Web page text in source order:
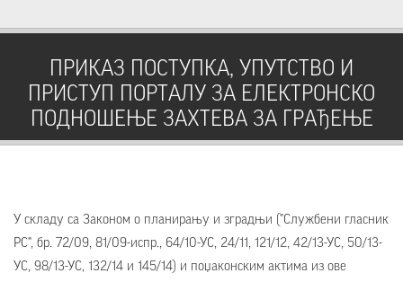
ПРИКАЗ ПОСТУПКА, УПУТСТВО И
ПРИСТУП ПОРТАЛУ ЗА ЕЛЕКТРОНСКО
ПОДНОШЕЊЕ ЗАХТЕВА ЗА ГРАЂЕЊЕ
У складу са Законом о планирању и зградњи ("Службени гласник
РС", бр. 72/09, 81/09-испр., 64/10-УС, 24/11, 121/12, 42/13-УС, 50/13-
УС, 98/13-УС, 132/14 и 145/14) и поџаконским актима из ове